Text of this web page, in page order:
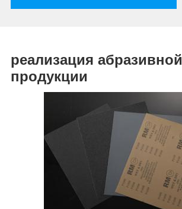
реализация абразивной
продукции